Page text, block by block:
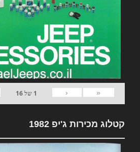
«
‹
1 של16
קטלוג מכירות ג'יפ 1982